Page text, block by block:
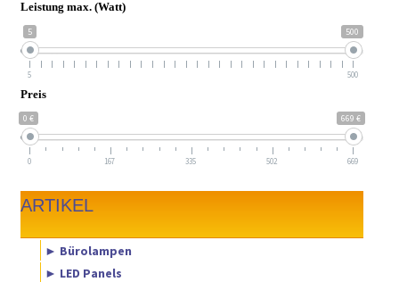
Leistung max. (Watt)
5 500
5 500
Preis
0 € 669 €
0 167 335 502 669
ARTIKEL
► Bürolampen
► LED Panels